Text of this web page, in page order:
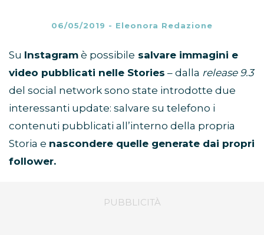
06/05/2019 - Eleonora Redazione
Su Instagram è possibile salvare immagini e
video pubblicati nelle Stories – dalla release 9.3
del social network sono state introdotte due
interessanti update: salvare su telefono i
contenuti pubblicati all’interno della propria
Storia e nascondere quelle generate dai propri
follower.